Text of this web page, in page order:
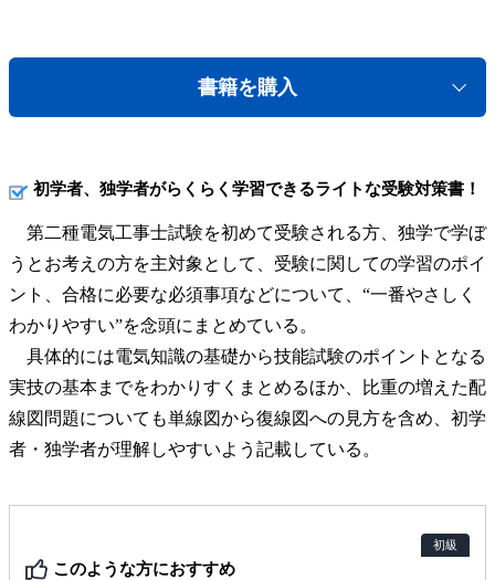
書籍を購入
初学者、独学者がらくらく学習できるライトな受験対策書！
第二種電気工事士試験を初めて受験される方、独学で学ぼ
うとお考えの方を主対象として、受験に関しての学習のポイ
ント、合格に必要な必須事項などについて、“一番やさしく
わかりやすい”を念頭にまとめている。
具体的には電気知識の基礎から技能試験のポイントとなる
実技の基本までをわかりすくまとめるほか、比重の増えた配
線図問題についても単線図から復線図への見方を含め、初学
者・独学者が理解しやすいよう記載している。
このような方におすすめ
初級